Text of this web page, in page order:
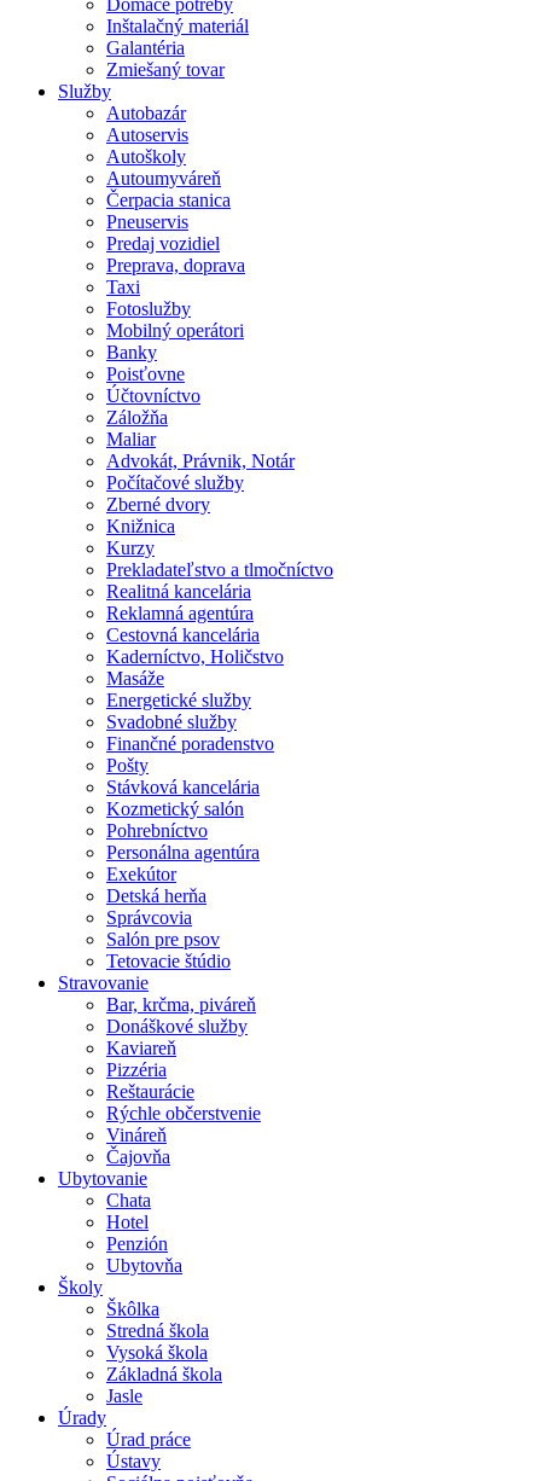
Domáce potreby
Inštalačný materiál
Galantéria
Zmiešaný tovar
Služby
Autobazár
Autoservis
Autoškoly
Autoumyváreň
Čerpacia stanica
Pneuservis
Predaj vozidiel
Preprava, doprava
Taxi
Fotoslužby
Mobilný operátori
Banky
Poisťovne
Účtovníctvo
Záložňa
Maliar
Advokát, Právnik, Notár
Počítačové služby
Zberné dvory
Knižnica
Kurzy
Prekladateľstvo a tlmočníctvo
Realitná kancelária
Reklamná agentúra
Cestovná kancelária
Kaderníctvo, Holičstvo
Masáže
Energetické služby
Svadobné služby
Finančné poradenstvo
Pošty
Stávková kancelária
Kozmetický salón
Pohrebníctvo
Personálna agentúra
Exekútor
Detská herňa
Správcovia
Salón pre psov
Tetovacie štúdio
Stravovanie
Bar, krčma, piváreň
Donáškové služby
Kaviareň
Pizzéria
Reštaurácie
Rýchle občerstvenie
Vináreň
Čajovňa
Ubytovanie
Chata
Hotel
Penzión
Ubytovňa
Školy
Škôlka
Stredná škola
Vysoká škola
Základná škola
Jasle
Úrady
Úrad práce
Ústavy